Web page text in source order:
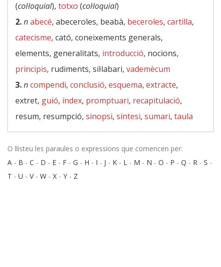
(col·loquial), totxo (col·loquial)
2.nabecé, abeceroles, beabà, beceroles, cartilla,
catecisme, cató, coneixements generals,
elements, generalitats, introducció, nocions,
principis, rudiments, sil·labari, vademècum
3.ncompendi, conclusió, esquema, extracte,
extret, guió, índex, promptuari, recapitulació,
resum, resumpció, sinopsi, síntesi, sumari, taula
O llisteu les paraules o expressions que comencen per:
A - B - C - D - E - F - G - H - I - J - K - L - M - N - O - P - Q - R - S -
T - U - V- W - X - Y - Z